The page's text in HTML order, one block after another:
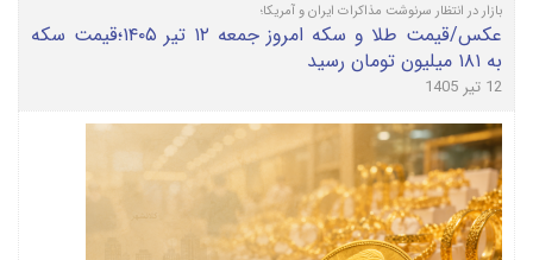
بازار در انتظار سرنوشت مذاکرات ایران و آمریکا؛
عکس/قیمت طلا و سکه امروز جمعه ۱۲ تیر ۱۴۰۵؛قیمت سکه
به ۱۸۱ میلیون تومان رسید
12 تیر 1405